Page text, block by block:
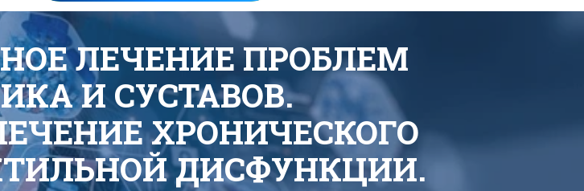
ЛЕЧЕНИЕ ПРОБЛЕМ
И СУСТАВОВ.
ХРОНИЧЕСКОГО
ДИСФУНКЦИИ.